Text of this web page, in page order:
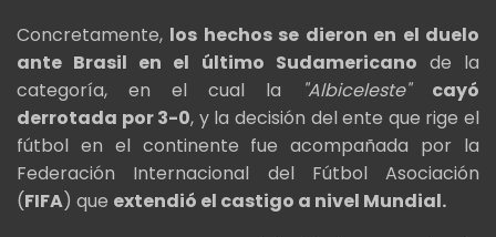
Concretamente, los hechos se dieron en el duelo
ante Brasil en el último Sudamericano de la
categoría, en el cual la
"Albiceleste"
cayó
derrotada por 3-0, y la decisión del ente que rige el
fútbol en el continente fue acompañada por la
Federación Internacional del Fútbol Asociación
(FIFA) que extendió el castigo a nivel Mundial.